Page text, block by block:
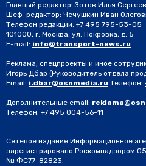
Главный редактор: Зотов Илья
Шеф-редактор: Чечушкин Иван
Телефон редакции: +7 495 795-53-05
101000, г. Москва, ул. Покровка, д. 5
E-mail: info@transport-news.ru
Реклама, спецпроекты и иное
Игорь Дбар (Руководитель отдела
Email: i.dbar@osnmedia.ru Телефон:
Дополнительные email:
Телефон: +7 495 004-56-11
Сетевое издание Информационное
зарегистрировано Роскомнадзором
№ ФС77-82823.